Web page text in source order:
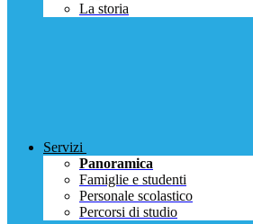
La storia
Servizi
Panoramica
Famiglie e studenti
Personale scolastico
Percorsi di studio